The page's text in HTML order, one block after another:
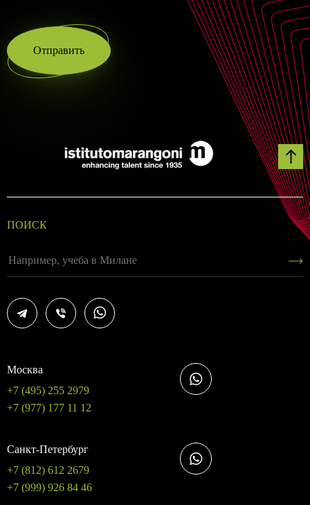
Отправить
ПОИСК
Москва
+7 (495) 255 2979
+7 (977) 177 11 12
Санкт-Петербург
+7 (812) 612 2679
+7 (999) 926 84 46